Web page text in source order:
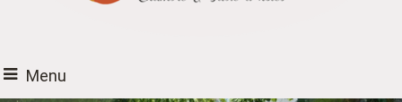
Menu